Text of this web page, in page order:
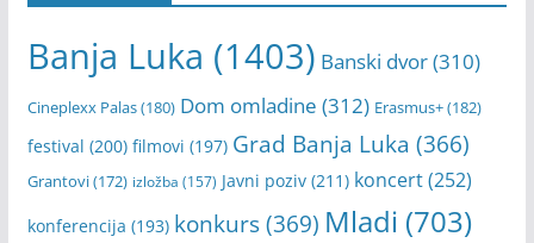
Banja Luka (1403) Banski dvor(310)
Cineplexx Palas(180) Dom omladine (312) Erasmus+(182)
festival (200) filmovi (197) Grad Banja Luka (366)
Grantovi(172) izložba (157) Javni poziv(211) koncert(252)
konferencija (193) konkurs(369) Mladi (703)